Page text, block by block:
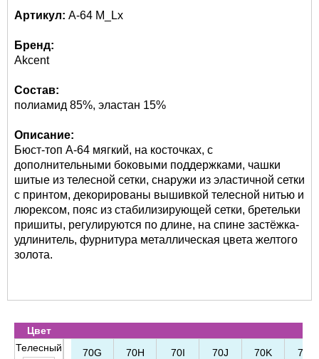
Артикул: A-64 M_Lx
Бренд:
Akcent
Состав:
полиамид 85%, эластан 15%
Описание:
Бюст-топ A-64 мягкий, на косточках, с
дополнительными боковыми поддержками, чашки
шитые из телесной сетки, снаружи из эластичной сетки
с принтом, декорированы вышивкой телесной нитью и
люрексом, пояс из стабилизирующей сетки, бретельки
пришиты, регулируются по длине, на спине застёжка-
удлинитель, фурнитура металлическая цвета желтого
золота.
Цвет
Телесный
70G 70H 70I 70J 70K 70L